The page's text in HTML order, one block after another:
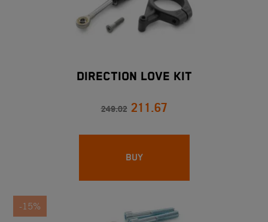
DIRECTION LOVE KIT
249.02 211.67
BUY
-15%